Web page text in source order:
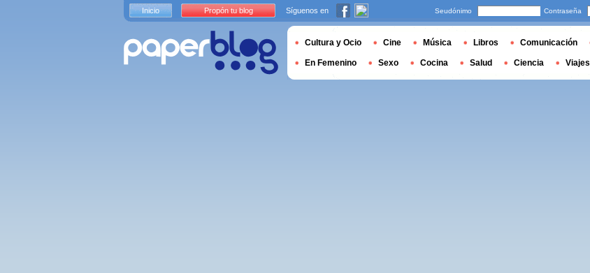
Inicio Propón tu blog Síguenos en Seudónimo Contraseña
Cultura y Ocio Cine Música Libros Comunicación
En Femenino Sexo Cocina Salud Ciencia Viajes